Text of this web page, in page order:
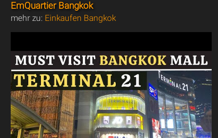
EmQuartier Bangkok
mehr zu: Einkaufen Bangkok